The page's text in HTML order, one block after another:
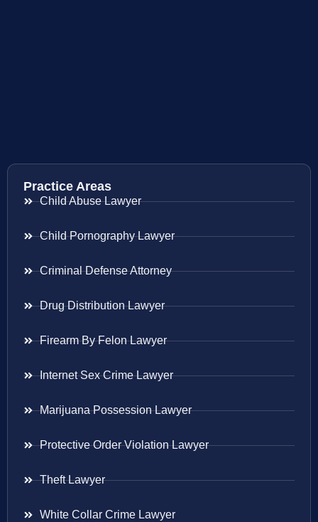
Practice Areas
Child Abuse Lawyer
Child Pornography Lawyer
Criminal Defense Attorney
Drug Distribution Lawyer
Firearm By Felon Lawyer
Internet Sex Crime Lawyer
Marijuana Possession Lawyer
Protective Order Violation Lawyer
Theft Lawyer
White Collar Crime Lawyer